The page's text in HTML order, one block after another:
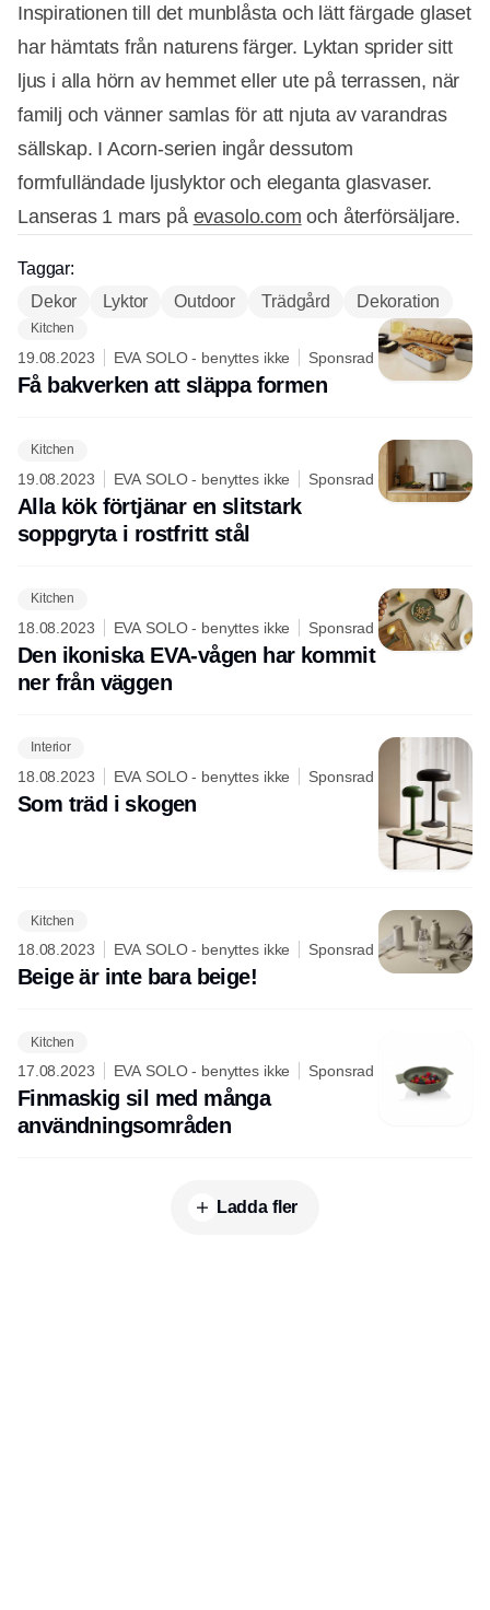
Inspirationen till det munblåsta och lätt färgade glaset
har hämtats från naturens färger. Lyktan sprider sitt
ljus i alla hörn av hemmet eller ute på terrassen, när
familj och vänner samlas för att njuta av varandras
sällskap. I Acorn-serien ingår dessutom
formfulländade ljuslyktor och eleganta glasvaser.
Lanseras 1 mars på evasolo.com och återförsäljare.
Taggar:
Dekor
Lyktor Outdoor Trädgård Dekoration
Kitchen
19.08.2023 EVA SOLO - benyttes ikke Sponsrad
Få bakverken att släppa formen
Kitchen
19.08.2023 EVA SOLO - benyttes ikke Sponsrad
Alla kök förtjänar en slitstark
soppgryta i rostfritt stål
Kitchen
18.08.2023 EVA SOLO - benyttes ikke Sponsrad
Den ikoniska EVA-vågen har kommit
ner från väggen
Interior
18.08.2023 EVA SOLO - benyttes ikke Sponsrad
Som träd i skogen
Kitchen
18.08.2023 EVA SOLO - benyttes ikke Sponsrad
Beige är inte bara beige!
Kitchen
17.08.2023 EVA SOLO - benyttes ikke Sponsrad
Finmaskig sil med många
användningsområden
Ladda fler